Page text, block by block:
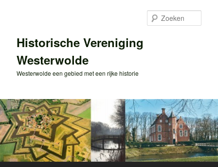
inhoudHistorische Vereniging
Westerwolde
Westerwolde een gebied met een rijke historie